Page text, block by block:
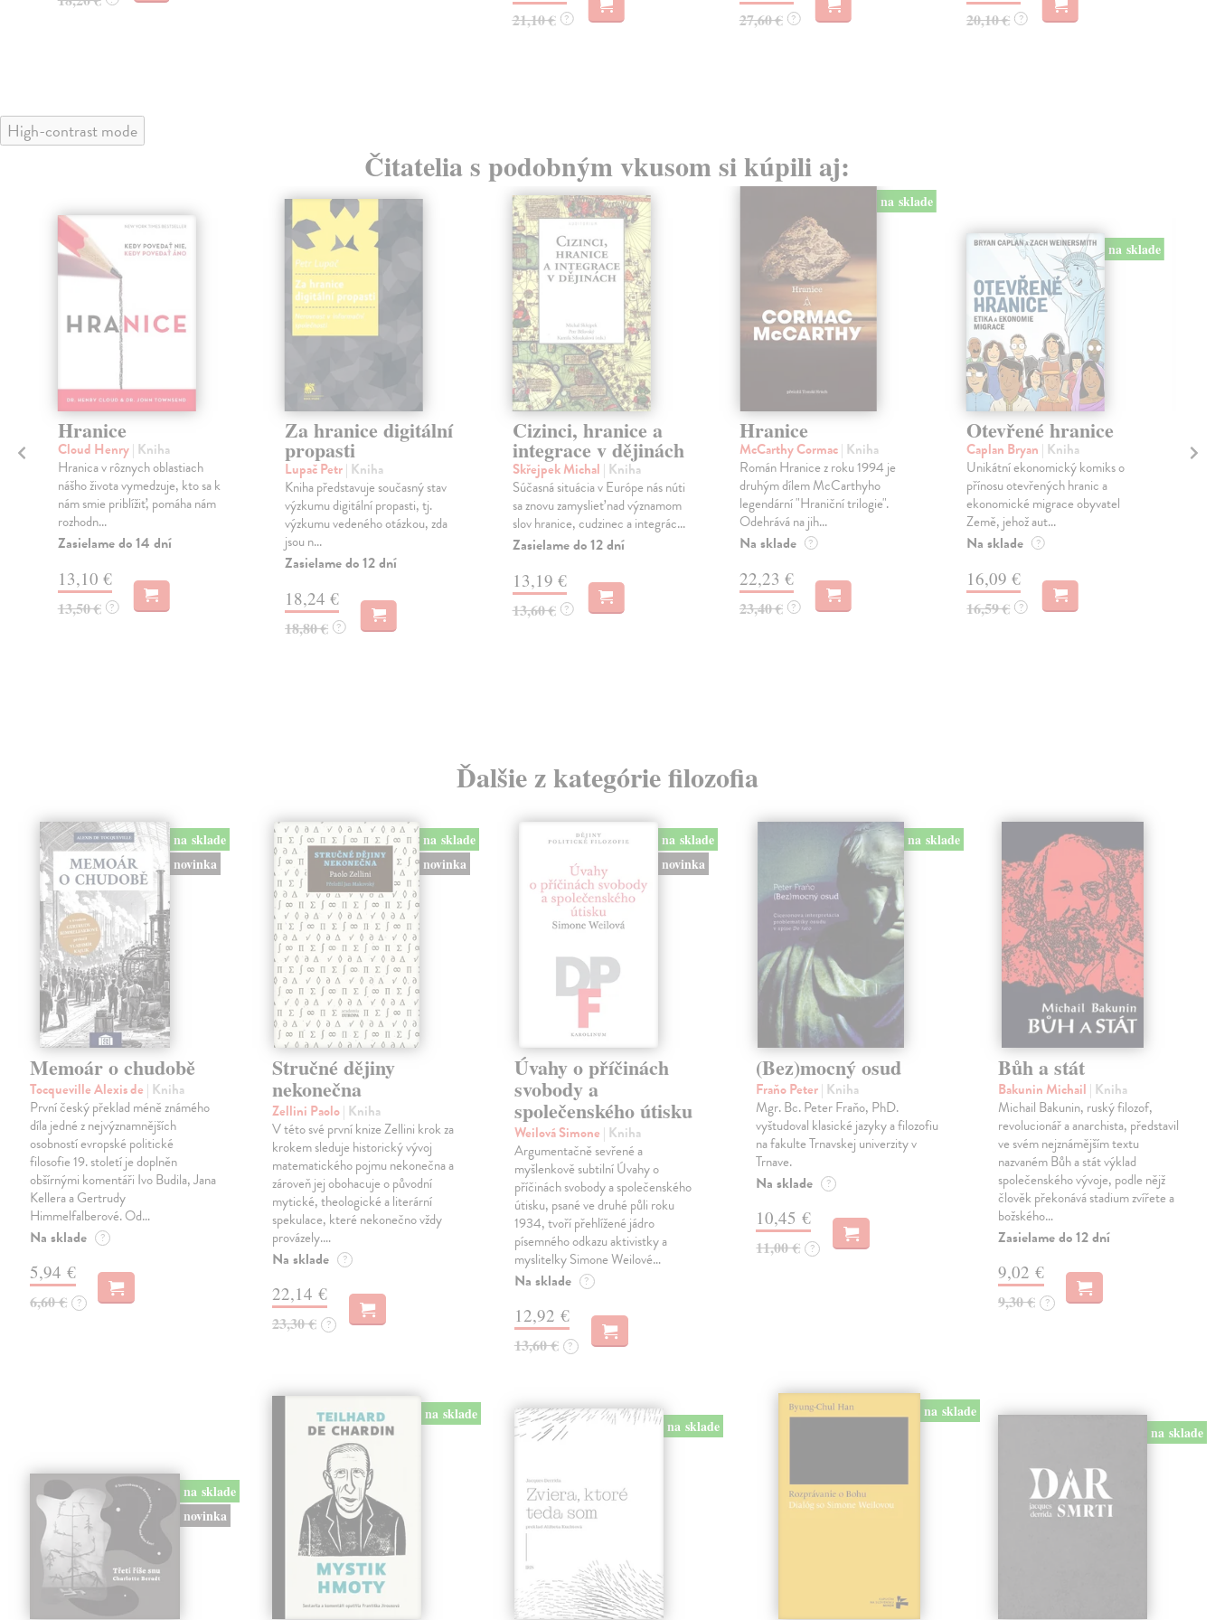
21,10 € ? 27,60 € ? 20,10 € ?
High-contrast mode
Čitatelia s podobným vkusom si kúpili aj:
Hranice
Cloud Henry| Kniha
Hranica v rôznych oblastiach
nášho života vymedzuje, kto sa k
nám smie priblížiť, pomáha nám
rozhodn...
Zasielame do 14 dní
13,10 €
13,50 € ?
Za hranice digitální
propasti
Lupač Petr| Kniha
Kniha představuje současný stav
výzkumu digitální propasti, tj.
výzkumu vedeného otázkou, zda
jsou n...
Zasielame do 12 dní
18,24 €
18,80 € ?
Cizinci, hranice a
integrace v dějinách
Skřejpek Michal | Kniha
Súčasná situácia v Európe nás núti
sa znovu zamyslieť nad významom
slov hranice, cudzinec a integrác...
Zasielame do 12 dní
13,19 €
13,60 € ?
na sklade
Hranice
McCarthy Cormac| Kniha
Román Hranice z roku 1994 je
druhým dílem McCarthyho
legendární "Hraniční trilogie".
Odehrává na jih...
Na sklade ?
22,23 €
23,40 € ?
na sklade
Otevřené hranice
Caplan Bryan | Kniha
Unikátní ekonomický komiks o
přínosu otevřených hranic a
ekonomické migrace obyvatel
Země, jehož aut...
Na sklade ?
16,09 €
16,59 € ?
Ďalšie z kategórie filozofia
na sklade
novinka
Memoár o chudobě
Tocqueville Alexis de | Kniha
První český překlad méně známého
díla jedné z nejvýznamnějších
osobností evropské politické
filosofie 19. století je doplněn
obšírnými komentáři Ivo Budila, Jana
Kellera a Gertrudy
Himmelfalberové. Od…
Na sklade ?
5,94 €
6,60 € ?
na sklade
novinka
Stručné dějiny
nekonečna
Zellini Paolo| Kniha
V této své první knize Zellini krok za
krokem sleduje historický vývoj
matematického pojmu nekonečna a
zároveň jej obohacuje o původní
mytické, theologické a literární
spekulace, které nekonečno vždy
provázely.…
Na sklade ?
22,14 €
23,30 € ?
na sklade
novinka
Úvahy o příčinách
svobody a
společenského útisku
Weilová Simone | Kniha
Argumentačně sevřené a
myšlenkově subtilní Úvahy o
příčinách svobody a společenského
útisku, psané ve druhé půli roku
1934, tvoří přehlížené jádro
písemného odkazu aktivistky a
myslitelky Simone Weilové…
Na sklade ?
12,92 €
13,60 € ?
na sklade
(Bez)mocný osud
Fraňo Peter| Kniha
Mgr. Bc. Peter Fraňo, PhD.
vyštudoval klasické jazyky a filozofiu
na fakulte Trnavskej univerzity v
Trnave.
Na sklade ?
10,45 €
11,00 € ?
Bůh a stát
Bakunin Michail | Kniha
Michail Bakunin, ruský filozof,
revolucionář a anarchista, představil
ve svém nejznámějším textu
nazvaném Bůh a stát výklad
společenského vývoje, podle nějž
člověk překonává stadium zvířete a
božského…
Zasielame do 12 dní
9,02 €
9,30 € ?
na sklade
novinka
na sklade
na sklade
na sklade
na sklade